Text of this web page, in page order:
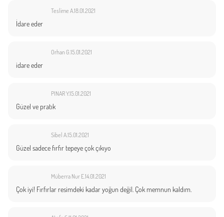
Teslime A.18.01.2021
İdare eder
Orhan G. 15.01.2021
idare eder
PINAR Y.15.01.2021
Güzel ve pratık
Sibel A.15.01.2021
Güzel sadece fırfır tepeye çok çıkıyo
Müberra Nur E.14.01.2021
Çok iyi! Fırfırlar resimdeki kadar yoğun değil. Çok memnun kaldım.